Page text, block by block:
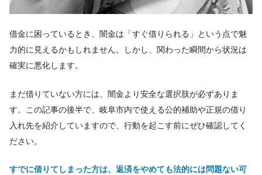
借金に困っているとき、闇金は「すぐ借りられる」という点で魅
力的に見えるかもしれません。しかし、関わった瞬間から状況は
確実に悪化します。
まだ借りていない方には、闇金より安全な選択肢が必ずありま
す。この記事の後半で、岐阜市内で使える公的補助や正規の借り
入れ先を紹介していますので、行動を起こす前にぜひ確認してく
ださい。
すでに借りてしまった方は、返済をやめても法的には問題ない可